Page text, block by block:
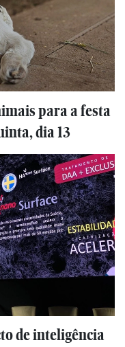
para a festa
dia 13
de inteligência